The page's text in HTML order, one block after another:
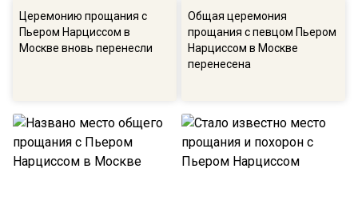
Церемонию прощания с
Пьером Нарциссом в
Москве вновь перенесли
Общая церемония
прощания с певцом Пьером
Нарциссом в Москве
перенесена